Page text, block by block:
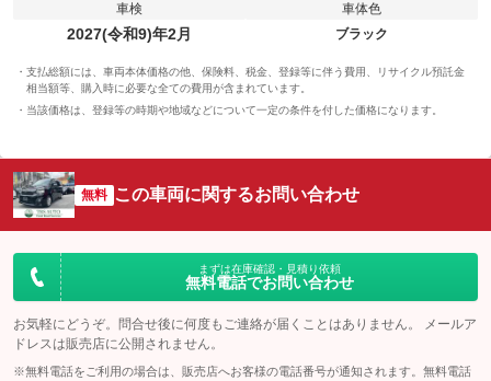
車検
2027(令和9)年2月
車体色
ブラック
支払総額には、車両本体価格の他、保険料、税金、登録等に伴う費用、リサイクル預託金
相当額等、購入時に必要な全ての費用が含まれています。
当該価格は、登録等の時期や地域などについて一定の条件を付した価格になります。
無料 この車両に関するお問い合わせ
まずは在庫確認・見積り依頼
無料電話でお問い合わせ
お気軽にどうぞ。問合せ後に何度もご連絡が届くことはありません。 メールア
ドレスは販売店に公開されません。
※無料電話をご利用の場合は、販売店へお客様の電話番号が通知されます。無料電話